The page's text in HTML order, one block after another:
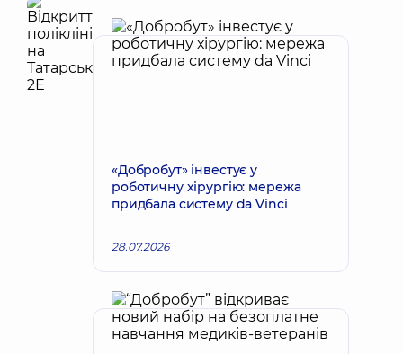
«Добробут» інвестує у
роботичну хірургію: мережа
придбала систему da Vinci
28.07.2026